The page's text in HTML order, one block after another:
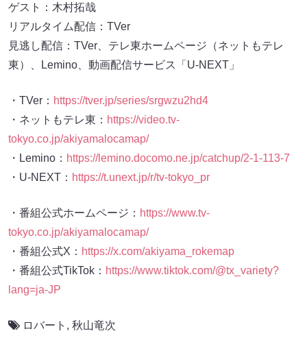
ゲスト：木村拓哉
リアルタイム配信：TVer
見逃し配信：TVer、テレ東ホームページ（ネットもテレ
東）、Lemino、動画配信サービス「U-NEXT」
・TVer： https://tver.jp/series/srgwzu2hd4
・ネットもテレ東： https://video.tv-
tokyo.co.jp/akiyamalocamap/
・Lemino： https://lemino.docomo.ne.jp/catchup/2-1-113-7
・U-NEXT： https://t.unext.jp/r/tv-tokyo_pr
・番組公式ホームページ： https://www.tv-
tokyo.co.jp/akiyamalocamap/
・番組公式X： https://x.com/akiyama_rokemap
・番組公式TikTok： https://www.tiktok.com/@tx_variety?
lang=ja-JP
ロバート , 秋山竜次